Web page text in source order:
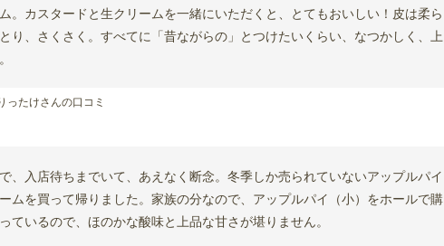
。カスタードと生クリームを一緒にいただくと、とてもおいしい！皮は柔ら
り、さくさく。すべてに「昔ながらの」とつけたいくらい、なつかしく、上
ったけさんの口コミ
、入店待ちまでいて、あえなく断念。冬季しか売られていないアップルパイ
ムを買って帰りました。家族の分なので、アップルパイ（小）をホールで購
ているので、ほのかな酸味と上品な甘さが堪りません。